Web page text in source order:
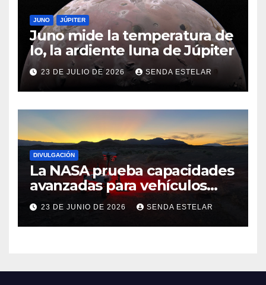
JUNO JÚPITER
Juno mide la temperatura de
Io, la ardiente luna de Júpiter
23 DE JULIO DE 2026 SENDA ESTELAR
DIVULGACIÓN
La NASA prueba capacidades
avanzadas para vehículos
exploradores lunares y
marcianos.
23 DE JUNIO DE 2026 SENDA ESTELAR